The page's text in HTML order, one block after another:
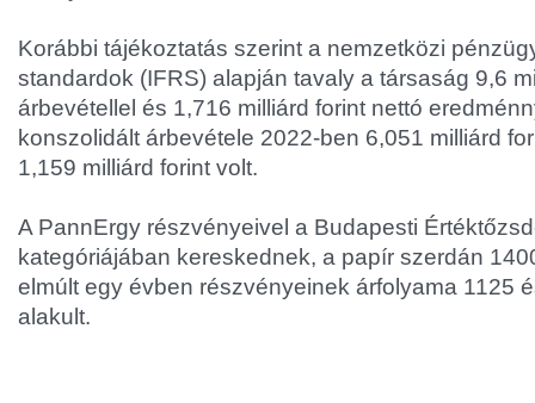
Korábbi tájékoztatás szerint a nemzetközi
standardok (IFRS) alapján tavaly a társaság 9,6
árbevétellel és 1,716 milliárd forint nettó
konszolidált árbevétele 2022-ben 6,051 milliárd
1,159 milliárd forint volt.
A PannErgy részvényeivel a Budapesti
kategóriájában kereskednek, a papír szerdán
elmúlt egy évben részvényeinek árfolyama 1125
alakult.